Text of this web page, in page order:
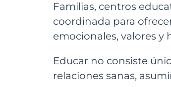
Familias, centros
coordinada para
emocionales, valores y
Educar no consiste
relaciones sanas,